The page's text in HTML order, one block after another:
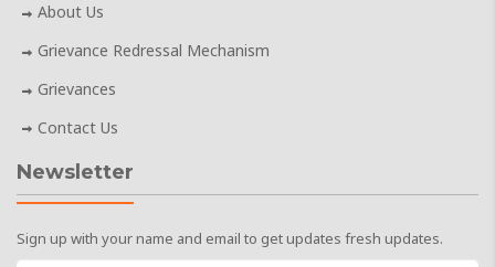
About Us
Grievance Redressal Mechanism
Grievances
Contact Us
Newsletter
Sign up with your name and email to get updates fresh updates.